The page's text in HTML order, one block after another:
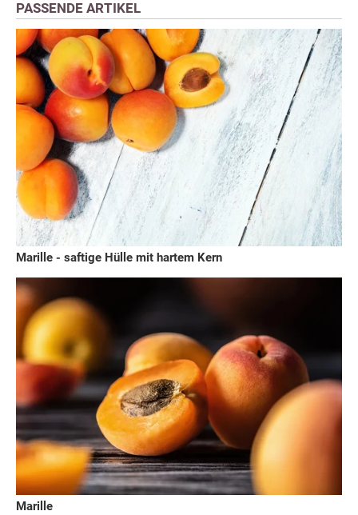
PASSENDE ARTIKEL
Marille - saftige Hülle mit hartem Kern
Marille